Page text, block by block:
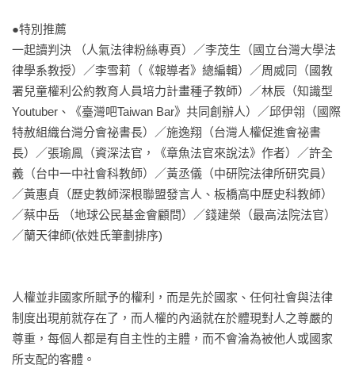
●特別推薦
一起讀判決 （人氣法律粉絲專頁）／李茂生（國立台灣大學法
律學系教授）／李雪莉（《報導者》總編輯）／周威同（國教
署兒童權利公約教育人員培力計畫種子教師）／林辰（知識型
Youtuber、《臺灣吧Taiwan Bar》共同創辦人）／邱伊翎（國際
特赦組織台灣分會祕書長）／施逸翔（台灣人權促進會祕書
長）／張瑜鳯（資深法官，《章魚法官來說法》作者）／許全
義（台中一中社會科教師）／黃丞儀（中研院法律所研究員）
／黃惠貞（歷史教師深根聯盟發言人、板橋高中歷史科教師）
／蔡中岳 （地球公民基金會顧問）／錢建榮（最高法院法官）
／蘭天律師(依姓氏筆劃排序)
人權並非國家所賦予的權利，而是先於國家、任何社會與法律
制度出現前就存在了，而人權的內涵就在於體現對人之尊嚴的
尊重，每個人都是有自主性的主體，而不會淪為被他人或國家
所支配的客體。